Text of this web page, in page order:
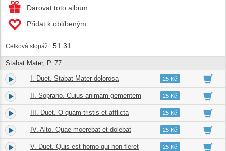
Darovat toto album
Přidat k oblíbeným
Celková stopáž: 51:31
Stabat Mater, P. 77
1. I. Duet. Stabat Mater dolorosa 04:3125 Kč
2. II. Soprano. Cuius animam gementem 02:0925 Kč
3. III. Duet. O quam tristis et afflicta 02:1725 Kč
4. IV. Alto. Quae moerebat et dolebat 02:1425 Kč
5. V. Duet. Quis est homo qui non fleret 02:5625 Kč